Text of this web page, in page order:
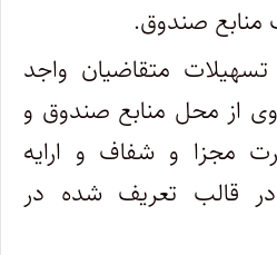
صندوق.
متقاضیان واجد
از محل منابع صندوق و
مجزا و شفاف و ارایه
قالب تعریف شده در